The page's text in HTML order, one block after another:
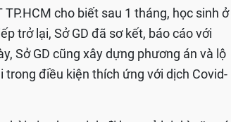
TP.HCM cho biết sau 1 tháng, học sinh ở
trở lại, Sở GD đã sơ kết, báo cáo với
Sở GD cũng xây dựng phương án và lộ
điều kiện thích ứng với dịch Covid-